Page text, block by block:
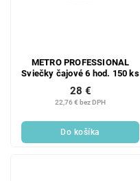
METRO PROFESSIONAL
Sviečky čajové 6 hod. 150 ks
22,76 € bez DPH
28 €
Do košíka